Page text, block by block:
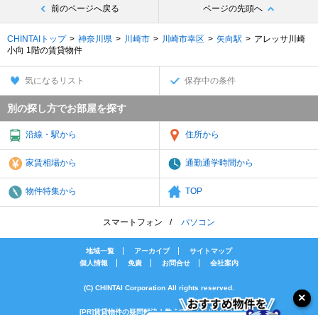
前のページへ戻る ページの先頭へ
CHINTAIトップ 神奈川県 川崎市 川崎市幸区 矢向駅
アレッサ川崎
小向 1階の賃貸物件
気になるリスト 保存中の条件
別の探し方でお部屋を探す
沿線・駅から 住所から
家賃相場から 通勤通学時間から
物件特集から TOP
スマートフォン パソコン
地域一覧 アーカイブ
サイトマップ
個人情報
免責 お問合せ 会社案内
(C) CHINTAI Corporation All rights reserved.
[PR]賃貸物件の疑問解決！教えてエイブルAGENT